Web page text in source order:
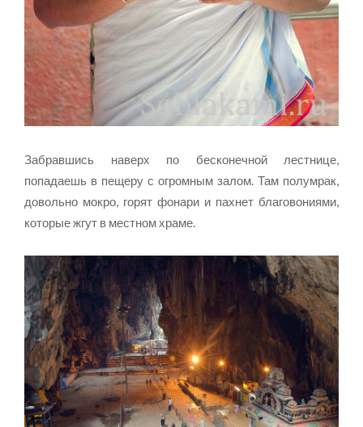
Забравшись наверх по бесконечной лестнице,
попадаешь в пещеру с огромным залом. Там полумрак,
довольно мокро, горят фонари и пахнет благовониями,
которые жгут в местном храме.